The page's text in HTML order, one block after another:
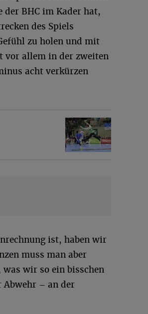
BHC im Kader hat,
des Spiels
zu holen und mit
vor allem in der zweiten
acht verkürzen
ist, haben wir
muss man aber
was wir so ein bisschen
– an der